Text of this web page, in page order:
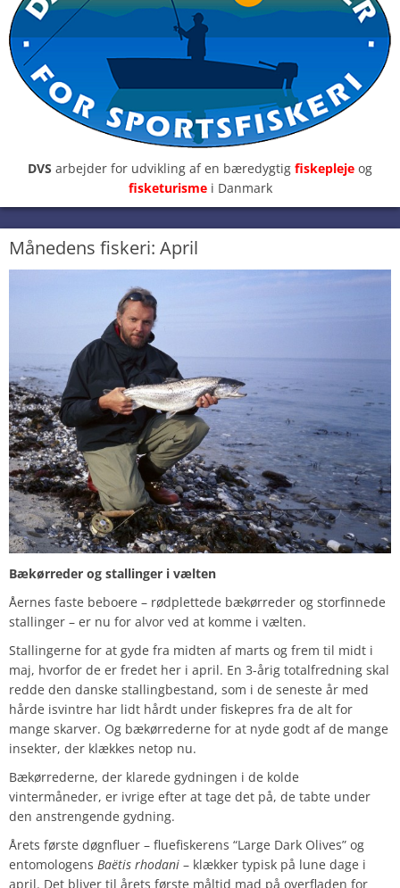
DVS arbejder for udvikling af en bæredygtig fiskepleje og
fisketurisme i Danmark
Månedens fiskeri: April
Bækørreder og stallinger i vælten
Åernes faste beboere – rødplettede bækørreder og storfinnede
stallinger – er nu for alvor ved at komme i vælten.
Stallingerne for at gyde fra midten af marts og frem til midt i
maj, hvorfor de er fredet her i april. En 3-årig totalfredning skal
redde den danske stallingbestand, som i de seneste år med
hårde isvintre har lidt hårdt under fiskepres fra de alt for
mange skarver. Og bækørrederne for at nyde godt af de mange
insekter, der klækkes netop nu.
Bækørrederne, der klarede gydningen i de kolde
vintermåneder, er ivrige efter at tage det på, de tabte under
den anstrengende gydning.
Årets første døgnfluer – fluefiskerens “Large Dark Olives” og
entomologens Baëtis rhodani – klækker typisk på lune dage i
april. Det bliver til årets første måltid mad på overfladen for